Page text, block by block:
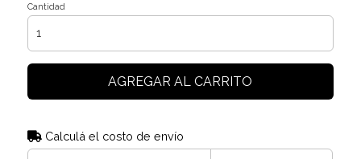
Cantidad
AGREGAR AL CARRITO
Calculá el costo de envío